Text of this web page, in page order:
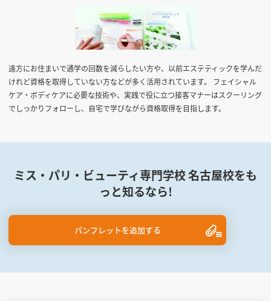
遠方にお住まいで通学の回数を減らしたい方や、以前エステティックを学んだ
けれど資格を取得していない方などが多く活用されています。 フェイシャル
ケア・ボディケアに必要な技術や、実践で役に立つ接客マナーはスクーリング
でしっかりフォローし、自宅で学びながら資格取得を目指します。
ミス・パリ・ビューティ専門学校 名古屋校をも
っと知るなら!
パンフレットを追加する